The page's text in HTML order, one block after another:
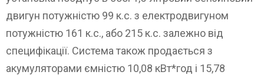
двигун потужністю 99 к.с. з електродвигуном
потужністю 161 к.с., або 215 к.с. залежно від
специфікації. Система також продається з
акумуляторами ємністю 10,08 кВт*год і 15,78